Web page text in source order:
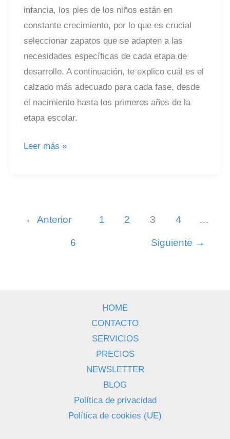
infancia, los pies de los niños están en
constante crecimiento, por lo que es crucial
seleccionar zapatos que se adapten a las
necesidades específicas de cada etapa de
desarrollo. A continuación, te explico cuál es el
calzado más adecuado para cada fase, desde
el nacimiento hasta los primeros años de la
etapa escolar.
¿Qué
cada
Leer más »
← Anterior 1 2 3 4 …
6 Siguiente →
HOME
CONTACTO
SERVICIOS
PRECIOS
NEWSLETTER
BLOG
Política de privacidad
Política de cookies (UE)